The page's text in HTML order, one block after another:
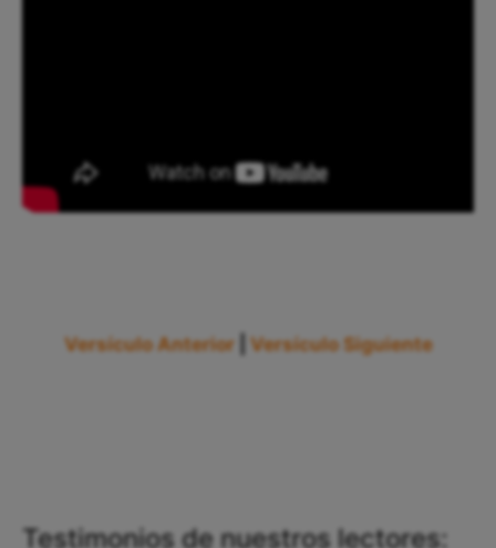
Versículo Anterior Versículo Siguiente
Testimonios de nuestros lectores: